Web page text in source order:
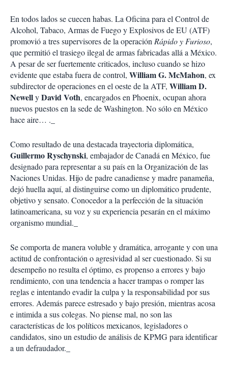
En todos lados se cuecen habas. La Oficina para el Control de
Alcohol, Tabaco, Armas de Fuego y Explosivos de EU (ATF)
promovió a tres supervisores de la operación Rápido y Furioso,
que permitió el trasiego ilegal de armas fabricadas allá a México.
A pesar de ser fuertemente criticados, incluso cuando se hizo
evidente que estaba fuera de control, William G. McMahon, ex
subdirector de operaciones en el oeste de la ATF, William D.
NewellyDavid Voth, encargados en Phoenix, ocupan ahora
nuevos puestos en la sede de Washington. No sólo en México
hace aire… ._
Como resultado de una destacada trayectoria diplomática,
Guillermo Ryschynski, embajador de Canadá en México, fue
designado para representar a su país en la Organización de las
Naciones Unidas. Hijo de padre canadiense y madre panameña,
dejó huella aquí, al distinguirse como un diplomático prudente,
objetivo y sensato. Conocedor a la perfección de la situación
latinoamericana, su voz y su experiencia pesarán en el máximo
organismo mundial._
Se comporta de manera voluble y dramática, arrogante y con una
actitud de confrontación o agresividad al ser cuestionado. Si su
desempeño no resulta el óptimo, es propenso a errores y bajo
rendimiento, con una tendencia a hacer trampas o romper las
reglas e intentando evadir la culpa y la responsabilidad por sus
errores. Además parece estresado y bajo presión, mientras acosa
e intimida a sus colegas. No piense mal, no son las
características de los políticos mexicanos, legisladores o
candidatos, sino un estudio de análisis de KPMG para identificar
a un defraudador._